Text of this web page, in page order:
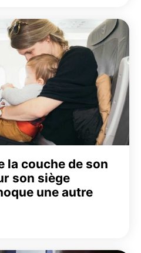
la couche de son
son siège
une autre